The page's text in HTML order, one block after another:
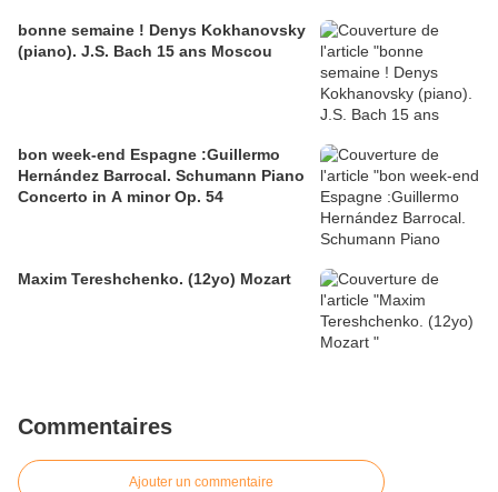
bonne semaine ! Denys Kokhanovsky
(piano). J.S. Bach 15 ans Moscou
bon week-end Espagne :Guillermo
Hernández Barrocal. Schumann Piano
Concerto in A minor Op. 54
Maxim Tereshchenko. (12yo) Mozart
Commentaires
Ajouter un commentaire